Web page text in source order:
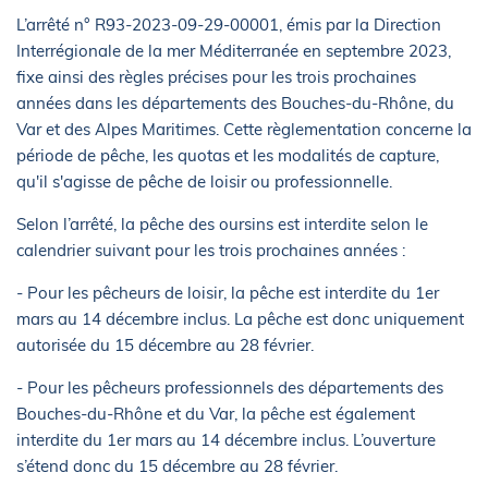
L’arrêté n° R93-2023-09-29-00001, émis par la Direction
Interrégionale de la mer Méditerranée en septembre 2023,
fixe ainsi des règles précises pour les trois prochaines
années dans les départements des Bouches-du-Rhône, du
Var et des Alpes Maritimes. Cette règlementation concerne la
période de pêche, les quotas et les modalités de capture,
qu'il s'agisse de pêche de loisir ou professionnelle.
Selon l’arrêté, la pêche des oursins est interdite selon le
calendrier suivant pour les trois prochaines années :
- Pour les pêcheurs de loisir, la pêche est interdite du 1er
mars au 14 décembre inclus. La pêche est donc uniquement
autorisée du 15 décembre au 28 février.
- Pour les pêcheurs professionnels des départements des
Bouches-du-Rhône et du Var, la pêche est également
interdite du 1er mars au 14 décembre inclus. L’ouverture
s’étend donc du 15 décembre au 28 février.